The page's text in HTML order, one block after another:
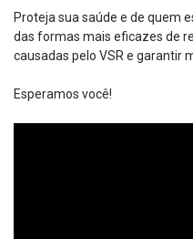
Proteja sua saúde e de quem
das formas mais eficazes de
causadas pelo VSR e garantir
Esperamos você!